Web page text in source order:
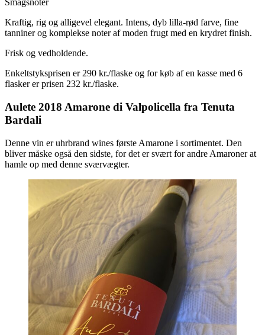
Smagsnoter
Kraftig, rig og alligevel elegant. Intens, dyb lilla-rød farve, fine
tanniner og komplekse noter af moden frugt med en krydret finish.
Frisk og vedholdende.
Enkeltstyksprisen er 290 kr./flaske og for køb af en kasse med 6
flasker er prisen 232 kr./flaske.
Aulete 2018 Amarone di Valpolicella fra Tenuta
Bardali
Denne vin er uhrbrand wines første Amarone i sortimentet. Den
bliver måske også den sidste, for det er svært for andre Amaroner at
hamle op med denne sværvægter.